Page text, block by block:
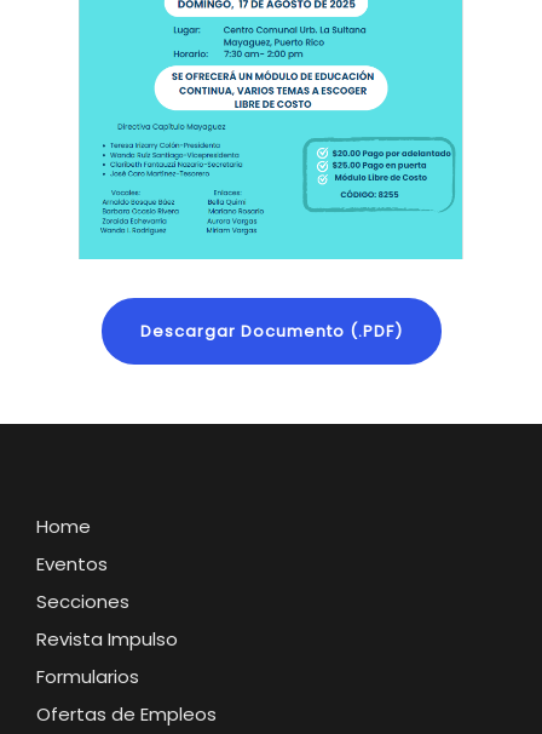
Descargar Documento (.PDF)
Home
Eventos
Secciones
Revista Impulso
Formularios
Ofertas de Empleos